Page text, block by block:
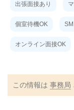
出張面接あり
個室待機OK SM
オンライン面接OK
この情報は 事務局